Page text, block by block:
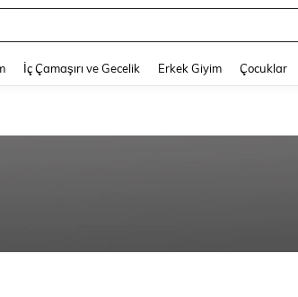
İç Çamaşırı ve Gecelik Erkek Giyim Çocuklar